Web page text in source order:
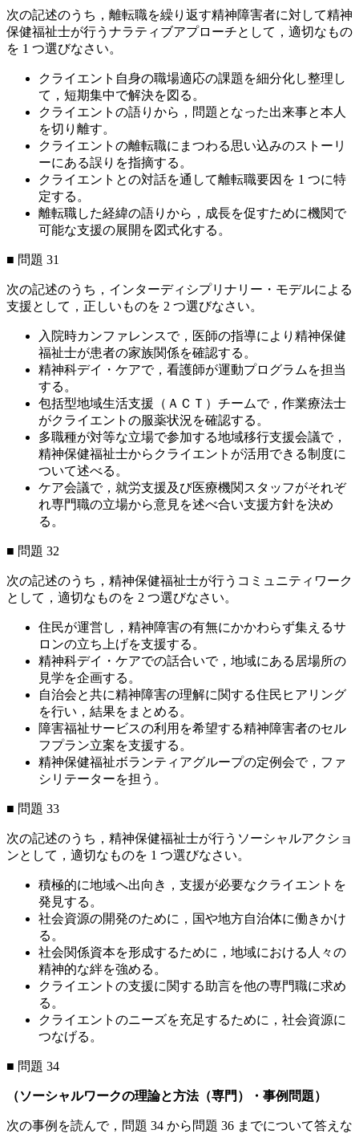
次の記述のうち，離転職を繰り返す精神障害者に対して精神
保健福祉士が行うナラティブアプローチとして，適切なもの
を 1 つ選びなさい。
クライエント自身の職場適応の課題を細分化し整理し
て，短期集中で解決を図る。
クライエントの語りから，問題となった出来事と本人
を切り離す。
クライエントの離転職にまつわる思い込みのストーリ
ーにある誤りを指摘する。
クライエントとの対話を通して離転職要因を 1 つに特
定する。
離転職した経緯の語りから，成長を促すために機関で
可能な支援の展開を図式化する。
■ 問題 31
次の記述のうち，インターディシプリナリー・モデルによる
支援として，正しいものを 2 つ選びなさい。
入院時カンファレンスで，医師の指導により精神保健
福祉士が患者の家族関係を確認する。
精神科デイ・ケアで，看護師が運動プログラムを担当
する。
包括型地域生活支援（ＡＣＴ）チームで，作業療法士
がクライエントの服薬状況を確認する。
多職種が対等な立場で参加する地域移行支援会議で，
精神保健福祉士からクライエントが活用できる制度に
ついて述べる。
ケア会議で，就労支援及び医療機関スタッフがそれぞ
れ専門職の立場から意見を述べ合い支援方針を決め
る。
■ 問題 32
次の記述のうち，精神保健福祉士が行うコミュニティワーク
として，適切なものを 2 つ選びなさい。
住民が運営し，精神障害の有無にかかわらず集えるサ
ロンの立ち上げを支援する。
精神科デイ・ケアでの話合いで，地域にある居場所の
見学を企画する。
自治会と共に精神障害の理解に関する住民ヒアリング
を行い，結果をまとめる。
障害福祉サービスの利用を希望する精神障害者のセル
フプラン立案を支援する。
精神保健福祉ボランティアグループの定例会で，ファ
シリテーターを担う。
■ 問題 33
次の記述のうち，精神保健福祉士が行うソーシャルアクショ
ンとして，適切なものを 1 つ選びなさい。
積極的に地域へ出向き，支援が必要なクライエントを
発見する。
社会資源の開発のために，国や地方自治体に働きかけ
る。
社会関係資本を形成するために，地域における人々の
精神的な絆を強める。
クライエントの支援に関する助言を他の専門職に求め
る。
クライエントのニーズを充足するために，社会資源に
つなげる。
■ 問題 34
（ソーシャルワークの理論と方法（専門）・事例問題）
次の事例を読んで，問題 34 から問題 36 までについて答えな